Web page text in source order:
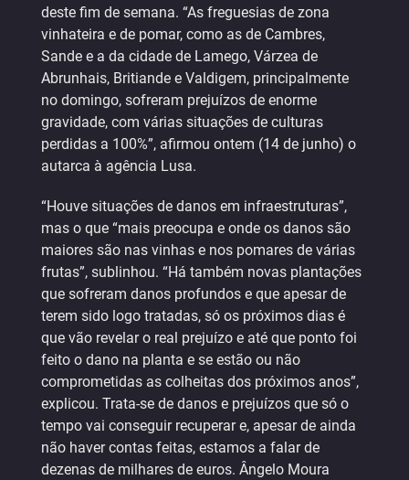
deste fim de semana. “As freguesias de zona
vinhateira e de pomar, como as de Cambres,
Sande e a da cidade de Lamego, Várzea de
Abrunhais, Britiande e Valdigem, principalmente
no domingo, sofreram prejuízos de enorme
gravidade, com várias situações de culturas
perdidas a 100%”, afirmou ontem (14 de junho) o
autarca à agência Lusa.
“Houve situações de danos em infraestruturas”,
mas o que “mais preocupa e onde os danos são
maiores são nas vinhas e nos pomares de várias
frutas”, sublinhou. “Há também novas plantações
que sofreram danos profundos e que apesar de
terem sido logo tratadas, só os próximos dias é
que vão revelar o real prejuízo e até que ponto foi
feito o dano na planta e se estão ou não
comprometidas as colheitas dos próximos anos”,
explicou. Trata-se de danos e prejuízos que só o
tempo vai conseguir recuperar e, apesar de ainda
não haver contas feitas, estamos a falar de
dezenas de milhares de euros. Ângelo Moura